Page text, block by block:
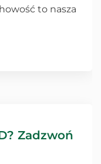
to nasza
Zadzwoń